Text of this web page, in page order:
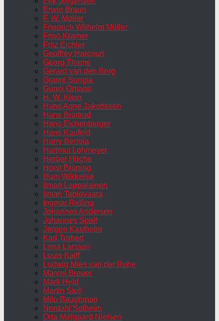
Erwin Braun
F. W. Möller
Friedrich Wilhelm Möller
Friso Kramer
Fritz Eichler
Geoffrey Harcourt
Georg Thams
Gerard van den Berg
Gianni Songia
Gunni Omann
H. W. Klein
Hans Agne Jakobsson
Hans Brattrud
Hans Eichenberger
Hans Kaufeld
Harry Bertoia
Hartmut Lohmeyer
Herber Hirche
Horst Brüning
Illum Wikkelsø
Ilmari Lappalainen
Ilmari Tapiovaara
Ingmar Relling
Johannes Andersen
Johannes Spalt
Jørgen Kastholm
Karl Trabert
Lena Larsson
Louis Kalff
Ludwig Mies van der Rohe
Marcel Breuer
Mark Held
Martin Stoll
Milo Baughman
Nordahl Solheim
Orla Mølgaard Nielsen